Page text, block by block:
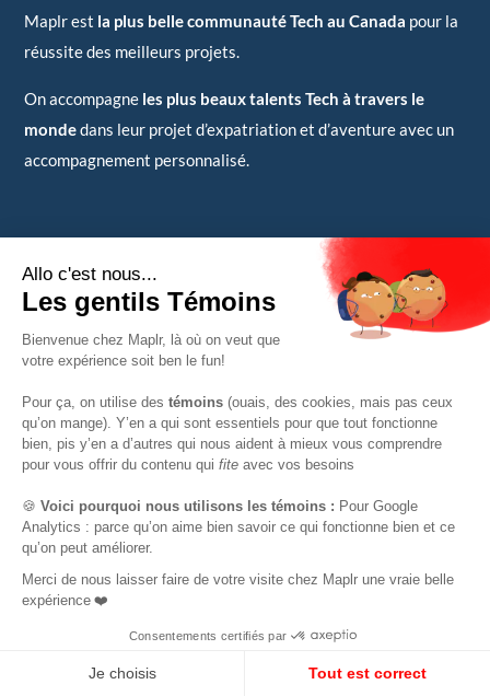
Maplr est la plus belle communauté Tech au Canada pour la
réussite des meilleurs projets.
On accompagne les plus beaux talents Tech à travers le
mondedans leur projet d’expatriation et d’aventure avec un
accompagnement personnalisé.
S'INSCRIRE À NOTRE NEWSLETTER
L’accompagnement Maplr
La communauté Maplr
Offres d’emploi tech
Les webinaires
Les offres d’emploi tech au
Canada
FR EN